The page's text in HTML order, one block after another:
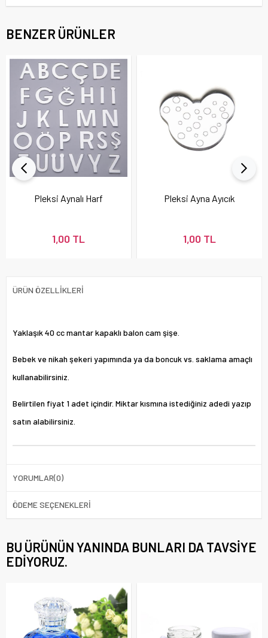
BENZER ÜRÜNLER
Pleksi Aynalı Harf
1,00 TL
Pleksi Ayna Ayıcık
1,00 TL
ÜRÜN ÖZELLIKLERI
Yaklaşık 40 cc mantar kapaklı balon cam şişe.
Bebek ve nikah şekeri yapımında ya da boncuk vs. saklama amaçlı
kullanabilirsiniz.
Belirtilen fiyat 1 adet içindir. Miktar kısmına istediğiniz adedi yazıp
satın alabilirsiniz.
YORUMLAR(0)
ÖDEME SEÇENEKLERI
BU ÜRÜNÜN YANINDA BUNLARI DA TAVSIYE
EDIYORUZ.